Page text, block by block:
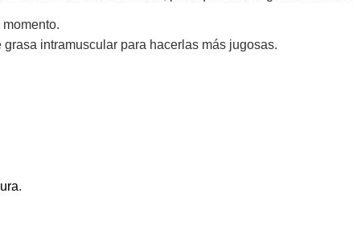
intramuscular para hacerlas más jugosas.
.